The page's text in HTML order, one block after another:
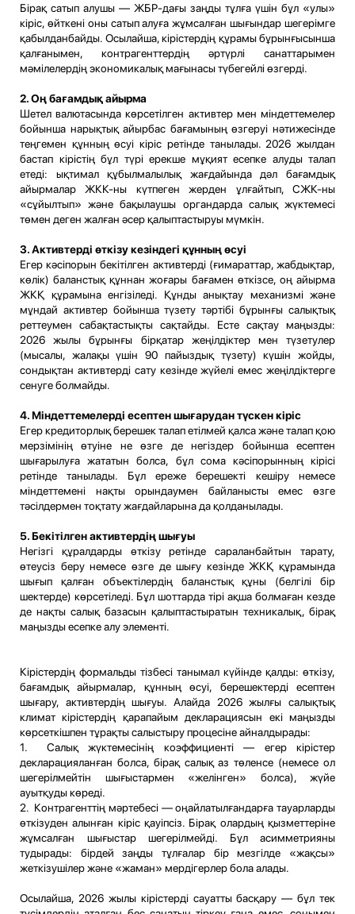
Бірақ сатып алушы — ЖБР-дағы заңды тұлға үшін бұл «улы»
кіріс, өйткені оны сатып алуға жұмсалған шығындар шегерімге
қабылданбайды. Осылайша, кірістердің құрамы бұрынғысынша
қалғанымен, контрагенттердің әртүрлі санаттарымен
мәмілелердің экономикалық мағынасы түбегейлі өзгерді.
2. Оң бағамдық айырма
Шетел валютасында көрсетілген активтер мен міндеттемелер
бойынша нарықтық айырбас бағамының өзгеруі нәтижесінде
теңгемен құнның өсуі кіріс ретінде танылады. 2026 жылдан
бастап кірістің бұл түрі ерекше мұқият есепке алуды талап
етеді: ықтимал құбылмалылық жағдайында дәл бағамдық
айырмалар ЖКК-ны күтпеген жерден ұлғайтып, СЖК-ны
«сұйылтып» және бақылаушы органдарда салық жүктемесі
төмен деген жалған әсер қалыптастыруы мүмкін.
3. Активтерді өткізу кезіндегі құнның өсуі
Егер кәсіпорын бекітілген активтерді (ғимараттар, жабдықтар,
көлік) баланстық құннан жоғары бағамен өткізсе, оң айырма
ЖКҚ құрамына енгізіледі. Құнды анықтау механизмі және
мұндай активтер бойынша түзету тәртібі бұрынғы салықтық
реттеумен сабақтастықты сақтайды. Есте сақтау маңызды:
2026 жылы бұрынғы бірқатар жеңілдіктер мен түзетулер
(мысалы, жалақы үшін 90 пайыздық түзету) күшін жойды,
сондықтан активтерді сату кезінде жүйелі емес жеңілдіктерге
сенуге болмайды.
4. Міндеттемелерді есептен шығарудан түскен кіріс
Егер кредиторлық берешек талап етілмей қалса және талап қою
мерзімінің өтуіне не өзге де негіздер бойынша есептен
шығарылуға жататын болса, бұл сома кәсіпорынның кірісі
ретінде танылады. Бұл ереже берешекті кешіру немесе
міндеттемені нақты орындаумен байланысты емес өзге
тәсілдермен тоқтату жағдайларына да қолданылады.
5. Бекітілген активтердің шығуы
Негізгі құралдарды өткізу ретінде сараланбайтын тарату,
өтеусіз беру немесе өзге де шығу кезінде ЖКҚ құрамында
шығып қалған объектілердің баланстық құны (белгілі бір
шектерде) көрсетіледі. Бұл шоттарда тірі ақша болмаған кезде
де нақты салық базасын қалыптастыратын техникалық, бірақ
маңызды есепке алу элементі.
Кірістердің формальды тізбесі танымал күйінде қалды: өткізу,
бағамдық айырмалар, құнның өсуі, берешектерді есептен
шығару, активтердің шығуы. Алайда 2026 жылғы салықтық
климат кірістердің қарапайым декларациясын екі маңызды
көрсеткішпен тұрақты салыстыру процесіне айналдырады:
1. Салық жүктемесінің коэффициенті — егер кірістер
декларацияланған болса, бірақ салық аз төленсе (немесе ол
шегерілмейтін шығыстармен «желінген» болса), жүйе
ауытқуды көреді.
2. Контрагенттің мәртебесі — оңайлатылғандарға тауарларды
өткізуден алынған кіріс қауіпсіз. Бірақ олардың қызметтеріне
жұмсалған шығыстар шегерілмейді. Бұл асимметрияны
тудырады: бірдей заңды тұлғалар бір мезгілде «жақсы»
жеткізушілер және «жаман» мердігерлер бола алады.
Осылайша, 2026 жылы кірістерді сауатты басқару — бұл тек